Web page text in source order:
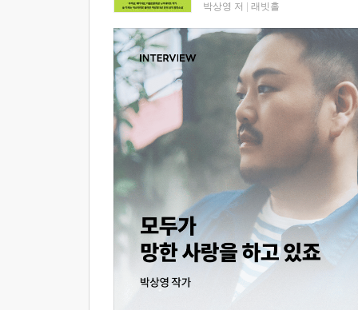
박상영 저 래빗홀